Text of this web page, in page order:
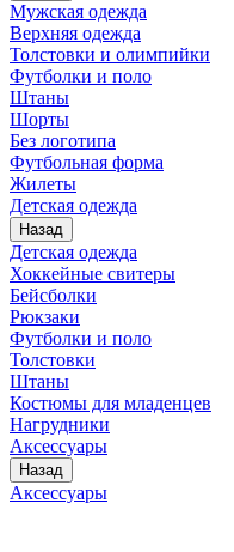
Мужская одежда
Верхняя одежда
Толстовки и олимпийки
Футболки и поло
Штаны
Шорты
Без логотипа
Футбольная форма
Жилеты
Детская одежда
Назад
Детская одежда
Хоккейные свитеры
Бейсболки
Рюкзаки
Футболки и поло
Толстовки
Штаны
Костюмы для младенцев
Нагрудники
Аксессуары
Назад
Аксессуары